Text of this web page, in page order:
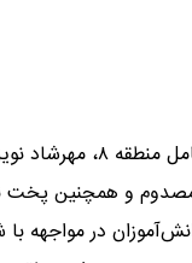
به نقل از اداره
در